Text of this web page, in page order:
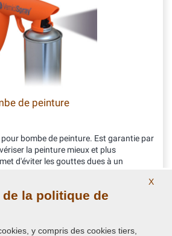
de peinture
bombe de peinture. Est garantie par
la peinture mieux et plus
d'éviter les gouttes dues à un
X
la politique de
y compris des cookies tiers,